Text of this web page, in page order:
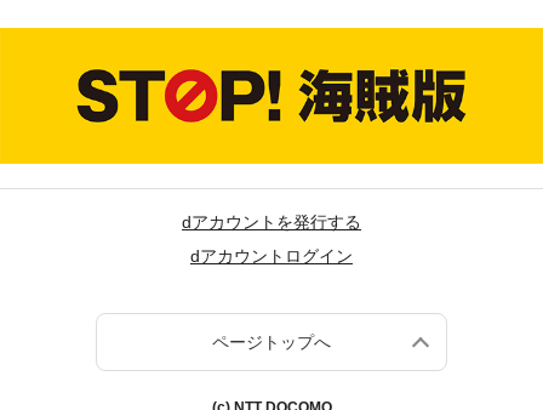
dアカウントを発行する
dアカウントログイン
ページトップへ